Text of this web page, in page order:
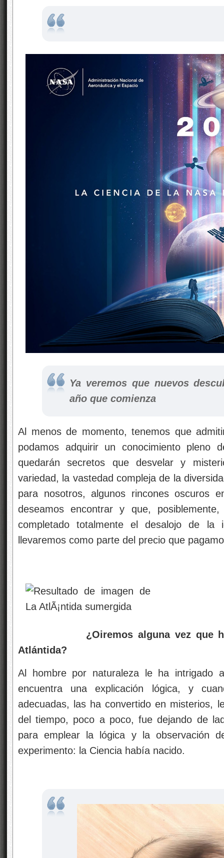
Ya veremos que nuevos
año que comienza
Al menos de momento, tenemos que
podamos adquirir un conocimiento pleno
quedarán secretos que desvelar y
variedad, la vastedad compleja de la
para nosotros, algunos rincones oscuros
deseamos encontrar y que,
completado totalmente el desalojo de la
llevaremos como parte del precio que
¿Oiremos alguna vez que
Atlántida?
Al hombre por naturaleza le ha intrigado
encuentra una explicación lógica, y
adecuadas, las ha convertido en misterios,
del tiempo, poco a poco, fue dejando de
para emplear la lógica y la observación
experimento: la Ciencia había nacido.